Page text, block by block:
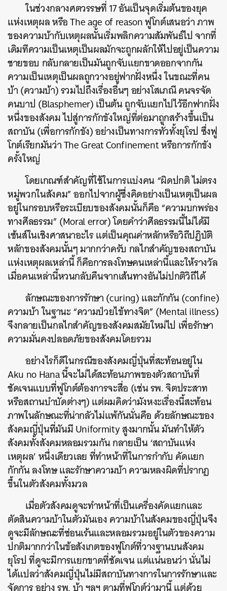
ในช่วงกลางศตวรรษที่ 17 อันเป็นจุดเริ่มต้นของยุค
แห่งเหตุผล หรือ The age of reason ฟูโกต์เสนอว่า ภาพ
ของความบ้ากับเหตุผลนั้นเริ่มพลิกความสัมพันธ์ไป จากที่
เดิมทีความเป็นเหตุเป็นผลมักจะถูกผลักให้ไปอยู่เป็นความ
ชายขอบ กลับกลายเป็นมันถูกจับแยกขาดออกจากกัน
ความเป็นเหตุเป็นผลถูกวางอยู่ฟากฝั่งหนึ่ง ในขณะที่คน
บ้า (ความบ้า) รวมไปถึงเรื่องอื่นๆ อย่างโสเภณี คนจรจัด
คนบาป (Blasphemer) เป็นต้น ถูกจับแยกไปไว้อีกฟากฝั่ง
หนึ่งของสังคม ไปสู่การกักขังใหญ่ที่ต่อมาถูกสร้างขึ้นเป็น
สถาบัน (เพื่อการกักขัง) อย่างเป็นทางการทั่วทั้งยุโรป ซึ่งฟู
โกต์เรียกมันว่า The Great Confinement หรือการกักขัง
ครั้งใหญ่
โดยเกณฑ์สำคัญที่ใช้ในการแบ่งคน “ผิดปกติ ไม่ตรง
หมู่พวกในสังคม” ออกไปจากผู้ซึ่งคิดอย่างเป็นเหตุเป็นผล
อยู่ในกรอบหรือระเบียบของสังคมนั้นก็คือ “ความบกพร่อง
ทางศีลธรรม” (Moral error) โดยคำว่าศีลธรรมนี้ไม่ได้มี
เซ้นส์ในเชิงศาสนาอะไร แต่เป็นคุณค่าหลักหรือวิถีปฏิบัติ
หลักของสังคมนั้นๆ มากกว่าครับ กลไกสำคัญของสถาบัน
แห่งเหตุผลเหล่านี้ ก็คือการลงโทษคนเหล่านี้และให้รางวัล
เมื่อคนเหล่านี้หวนกลับคืนจากเส้นทางอันไม่ปกติวิถีได้
ลักษณะของการรักษา (curing) และกักกัน (confine)
ความบ้า ในฐานะ “ความป่วยไข้ทางจิต” (Mental illness)
จึงกลายเป็นกลไกสำคัญของสังคมสมัยใหม่ไป เพื่อรักษา
ความมั่นคงปลอดภัยของสังคมโดยรวม
อย่างไรก็ดีในกรณีของสังคมญี่ปุ่นที่สะท้อนอยู่ใน
Aku no Hana นี้จะไม่ได้สะท้อนภาพของตัวสถาบันที่
ชัดเจนแบบที่ฟูโกต์ต้องการจะสื่อ (เช่น รพ. จิตประสาท
หรือสถานบำบัดต่างๆ) แต่ผมคิดว่ามังหงะเรื่องนี้สะท้อน
ภาพในลักษณะที่น่ากลัวไม่แพ้กันนั่นคือ ด้วยลักษณะของ
สังคมญี่ปุ่นที่มันมี Uniformity สูงมากนั้น มันทำให้ตัว
สังคมทั้งสังคมหลอมรวมกัน กลายเป็น ‘สถาบันแห่ง
เหตุผล’ หนึ่งเดียวเลย ที่ทำหน้าที่ในการกำกับ คัดแยก
กักกัน ลงโทษ และรักษาความบ้า ความหลงผิดที่ปรากฏ
ขึ้นในตัวสังคมทั้งมวล
เมื่อตัวสังคมดูจะทำหน้าที่เป็นเครื่องคัดแยกและ
ตัดสินความบ้าในตัวมันเอง ความบ้าในสังคมของญี่ปุ่นจึง
ดูจะมีลักษณะที่ซ่อนเร้นและหลอมรวมอยู่ในตัวของความ
ปกติมากกว่าในข้อสังเกตของฟูโกต์ที่วางฐานบนสังคม
ยุโรป ที่ดูจะมีการแยกขาดที่ชัดเจน แต่แน่นอนว่า นั่นไม่
ได้แปลว่าสังคมญี่ปุ่นไม่มีสถาบันทางการในการรักษาและ